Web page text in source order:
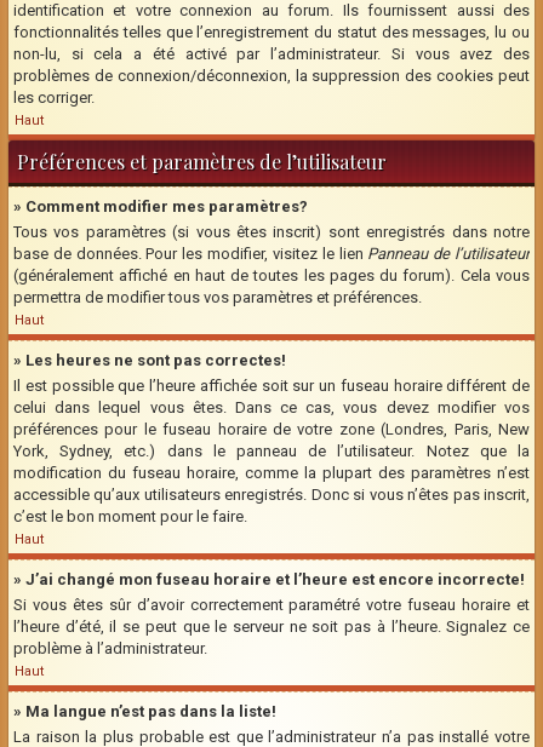
identification et votre connexion au forum. Ils fournissent aussi des
fonctionnalités telles que l’enregistrement du statut des messages, lu ou
non-lu, si cela a été activé par l’administrateur. Si vous avez des
problèmes de connexion/déconnexion, la suppression des cookies peut
les corriger.
Haut
Préférences et paramètres de l’utilisateur
» Comment modifier mes paramètres?
Tous vos paramètres (si vous êtes inscrit) sont enregistrés dans notre
base de données. Pour les modifier, visitez le lien Panneau de l’utilisateur
(généralement affiché en haut de toutes les pages du forum). Cela vous
permettra de modifier tous vos paramètres et préférences.
Haut
» Les heures ne sont pas correctes!
Il est possible que l’heure affichée soit sur un fuseau horaire différent de
celui dans lequel vous êtes. Dans ce cas, vous devez modifier vos
préférences pour le fuseau horaire de votre zone (Londres, Paris, New
York, Sydney, etc.) dans le panneau de l’utilisateur. Notez que la
modification du fuseau horaire, comme la plupart des paramètres n’est
accessible qu’aux utilisateurs enregistrés. Donc si vous n’êtes pas inscrit,
c’est le bon moment pour le faire.
Haut
» J’ai changé mon fuseau horaire et l’heure est encore incorrecte!
Si vous êtes sûr d’avoir correctement paramétré votre fuseau horaire et
l’heure d’été, il se peut que le serveur ne soit pas à l’heure. Signalez ce
problème à l’administrateur.
Haut
» Ma langue n’est pas dans la liste!
La raison la plus probable est que l’administrateur n’a pas installé votre